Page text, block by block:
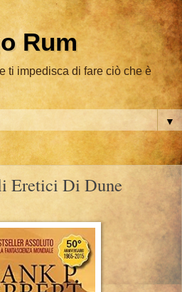
Rum
ti impedisca di fare ciò che è
▼
Eretici Di Dune